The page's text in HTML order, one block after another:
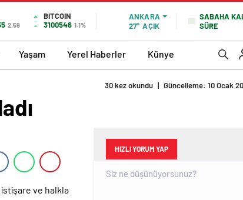
2,59
BITCOIN
3100546 1.1%
ANKARA
27° AÇIK
SABAHA
SÜRE
Yaşam Yerel Haberler Künye
30 kez okundu | Güncelleme: 10 Ocak
istişare ve halkla
HIZLI YORUM YAP